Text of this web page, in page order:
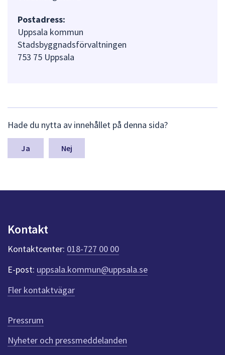
Postadress:
Uppsala kommun
Stadsbyggnadsförvaltningen
753 75 Uppsala
ä
m
a
n
k
e
r
f
ö
r
e
n
n
a
Hade du nytta av innehållet på denna sida?
Nej
Kontakt
Kontaktcenter: 018-727 00 00
E-post: uppsala.kommun@uppsala.se
Fler kontaktvägar
Pressrum
Nyheter och pressmeddelanden